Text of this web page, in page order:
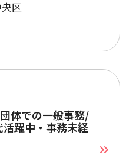
区
体での一般事務/
躍中・事務未経